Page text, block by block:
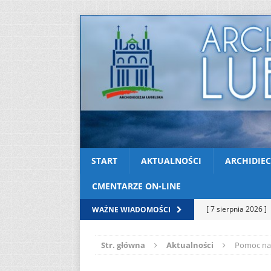
START AKTUALNOŚCI
CMENTARZE ON-LINE
WAŻNE WIADOMOŚCI [ 7 sierpnia 2026 ]
[ 7 sierpnia 2026 ]
Str. główna Aktualności Pomoc